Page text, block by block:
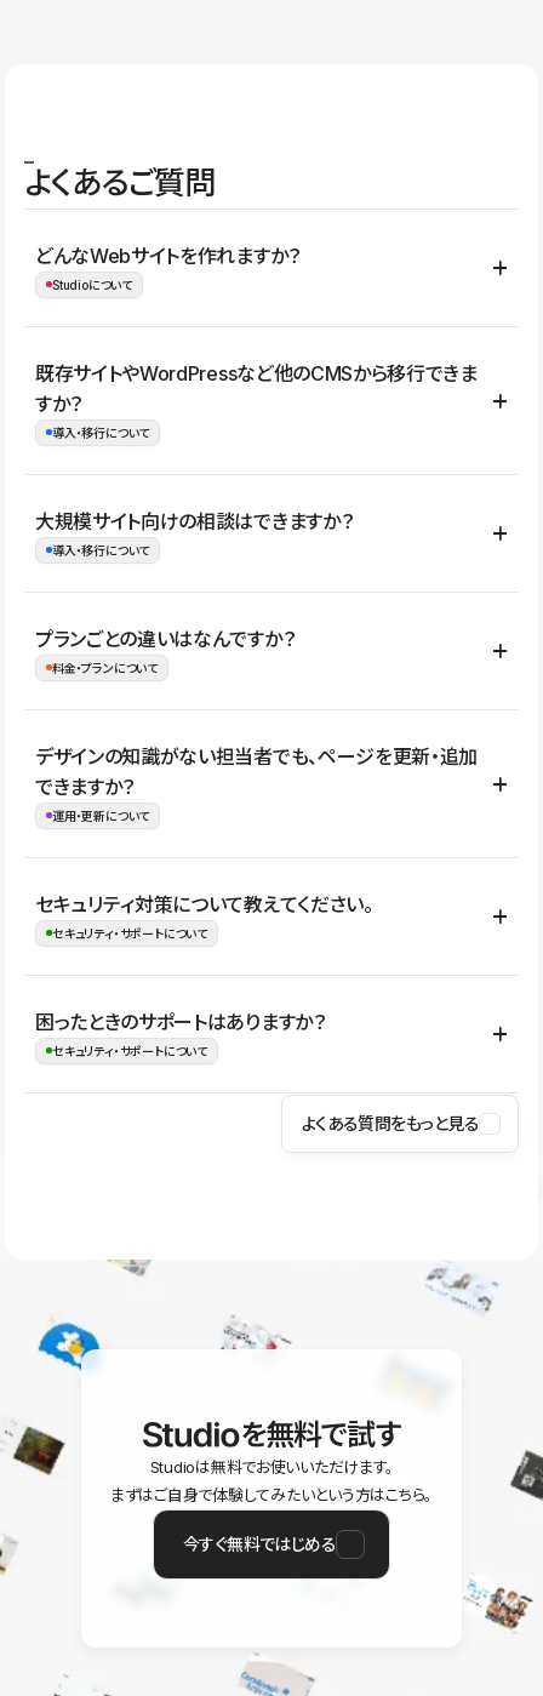
よくあるご質問
どんなWebサイトを作れますか？
Studioについて
コーポレートサイト、サービスサイト、LP、採用サイト、ブロ
グ・メディア、イベントサイト、店舗・商品紹介サイト、ポートフ
ォリオなど幅広く制作できます。
既存サイトやWordPressなど他のCMSから移行できま
すか？
導入・移行について
はい。既存サイトの構成やコンテンツ、URLを整理したうえで、
Studio上に再構築する形で移行できます。 WordPressの場合は、
イト全体のデザインや設定がそのまま移行されるわけではないた
め、移行後にページ構成やデザイン、CMS設計、URL・リダイレク
大規模サイト向けの相談はできますか？
導入・移行について
はい。アクセス規模が大きいサイトや、複数部門での運用、権限管
理、セキュリティ確認、既存システムとの連携など、個別の要件が
ない段階でも、お問い合わせください。
お問合せはこちら
プランごとの違いはなんですか？
料金・プランについて
公開ページ数、バージョン履歴の期間、CMS利用数の上限、権限
管理の有無などがプランごとに異なります。詳しくは料金プランペ
ージをご覧ください。
デザインの知識がない担当者でも、ページを更新・追加
できますか？
運用・更新について
はい。CMSやコンポーネントを活用して更新範囲を設計しておく
ことで、デザインを崩しにくい状態で運用できます。 さらにコン
ながらレイアウトに影響を与えずに更新作業を進めやすくなりま
す。
セキュリティ対策について教えてください。
セキュリティ・サポートについて
Studioでは、公開サイトやサービスを安全に利用できるよう、通信
の暗号化、データ保護、アクセス管理、脆弱性対策など、複数の観
はSSL/TLSによる通信暗号化に対応しており、悪質なスクリプトの
困ったときのサポートはありますか？
セキュリティ・サポートについて
操作方法や機能については、ヘルプセンターでご確認いただけま
ユーザー同士で質問・相談できるコミュニティもご利用ください。
よくある質問をもっと見る
を無料で試す
Studioは無料でお使いいただけます。
まずはご自身で体験してみたいという方はこちら。
今すぐ無料ではじめる